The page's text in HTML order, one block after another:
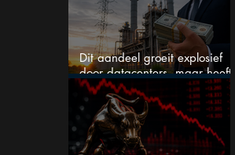
Dit aandeel groeit explosief
door datacenters, maar heeft
tientallen miljarden nodig